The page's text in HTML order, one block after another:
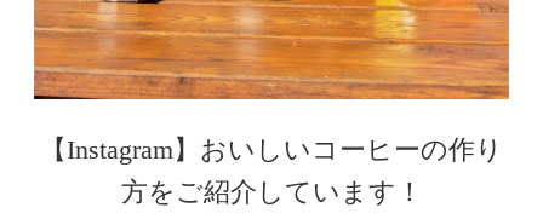
【Instagram】おいしいコーヒーの作り
方をご紹介しています！